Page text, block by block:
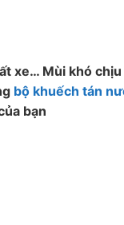
xe… Mùi khó
bộ khuếch tán
bạn